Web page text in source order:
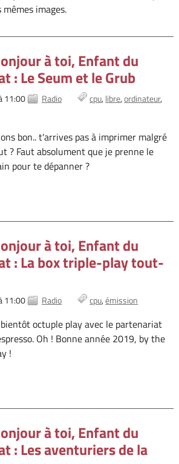
mêmes images.
à toi, Enfant du
: Le Seum et le Grub
11:00 Radio cpu libre ordinateur
bon.. t'arrives pas à imprimer malgré
? Faut absolument que je prenne le
pour te dépanner ?
à toi, Enfant du
: La box triple-play tout-
11:00 Radio cpu émission
octuple play avec le partenariat
Oh ! Bonne année 2019, by the
!
à toi, Enfant du
: Les aventuriers de la